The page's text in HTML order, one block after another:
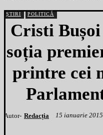
ȘTIRI POLITICĂ
Cristi
soția
printre cei
Autor- Redacția 15 ianuarie 2015